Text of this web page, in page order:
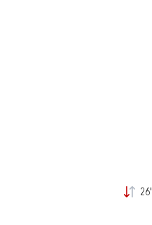
26'